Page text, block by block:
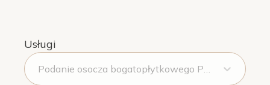
Usługi
Podanie osocza bogatopłytkowego PRP dostawowo